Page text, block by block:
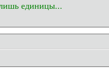
лишь единицы...